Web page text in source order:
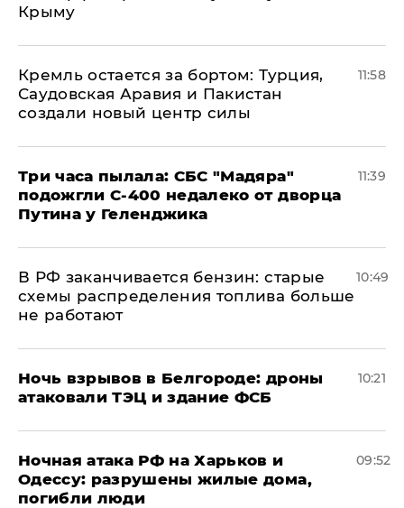
Крыму
​Кремль остается за бортом: Турция,
Саудовская Аравия и Пакистан
создали новый центр силы
11:58
Три часа пылала: СБС "Мадяра"
подожгли С-400 недалеко от дворца
Путина у Геленджика
11:39
​В РФ заканчивается бензин: старые
схемы распределения топлива больше
не работают
10:49
​Ночь взрывов в Белгороде: дроны
атаковали ТЭЦ и здание ФСБ
10:21
​Ночная атака РФ на Харьков и
Одессу: разрушены жилые дома,
погибли люди
09:52